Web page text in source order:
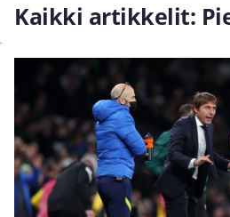
Kaikki artikkelit: